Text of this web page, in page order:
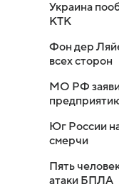
Украина
КТК
Фон дер
всех сторон
МО РФ
Юг России
смерчи
Пять
атаки БПЛА